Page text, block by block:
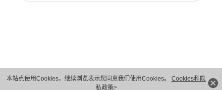
本站点使用Cookies，继续浏览表示您同意我们使用Cookies。 Cookies和隐
私政策>
版权所有 © 华为技术有限公司 1998-2026。 保留一切权利。粤A2-20044005号